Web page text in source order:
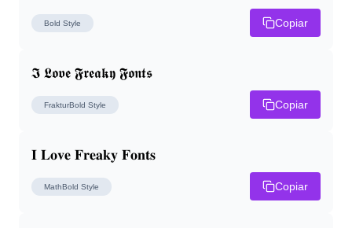
Bold Style Copiar
𝕴 𝕷𝖔𝖛𝖊 𝕱𝖗𝖊𝖆𝖐𝖞 𝕱𝖔𝖓𝖙𝖘
FrakturBold Style Copiar
𝐈 𝐋𝐨𝐯𝐞 𝐅𝐫𝐞𝐚𝐤𝐲 𝐅𝐨𝐧𝐭𝐬
MathBold Style Copiar